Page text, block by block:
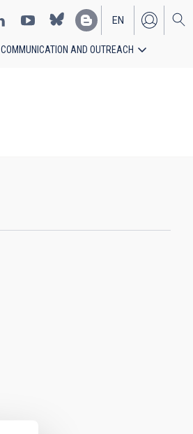
EN
ES
COMMUNICATION AND OUTREACH